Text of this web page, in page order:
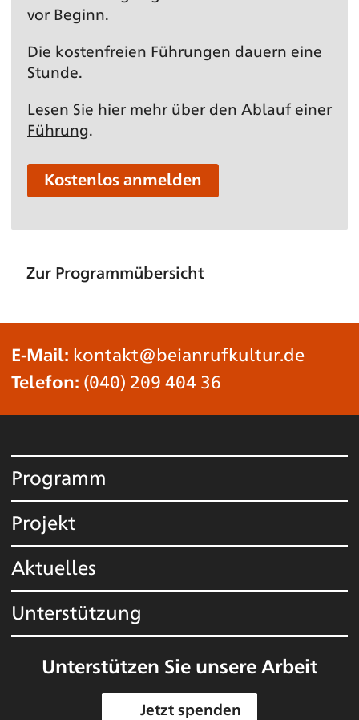
vor Beginn.
Die kostenfreien Führungen dauern eine
Stunde.
Lesen Sie hier mehr über den Ablauf einer
Führung.
Kostenlos anmelden
Zur Programmübersicht
E-Mail: kontakt@beianrufkultur.de
Telefon: (040) 209 404 36
Programm
Projekt
Aktuelles
Unterstützung
Unterstützen Sie unsere Arbeit
Jetzt spenden